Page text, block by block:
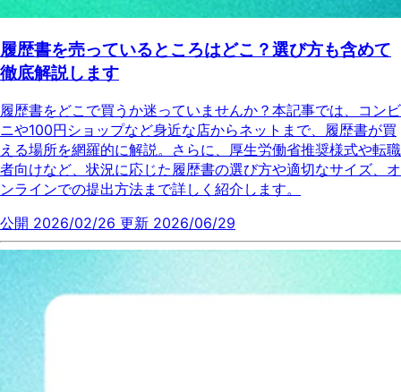
履歴書を売っているところはどこ？選び方も含めて
徹底解説します
履歴書をどこで買うか迷っていませんか？本記事では、コンビ
ニや100円ショップなど身近な店からネットまで、履歴書が買
える場所を網羅的に解説。さらに、厚生労働省推奨様式や転職
者向けなど、状況に応じた履歴書の選び方や適切なサイズ、オ
ンラインでの提出方法まで詳しく紹介します。
公開 2026/02/26 更新 2026/06/29